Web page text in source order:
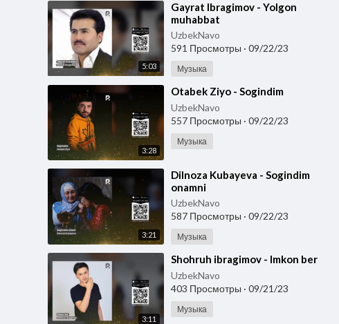
5:03
⁣Gayrat Ibragimov - Yolgon
muhabbat
UzbekNavo
591 Просмотры · 09/22/23
Музыка
3:28
⁣Otabek Ziyo - Sogindim
UzbekNavo
557 Просмотры · 09/22/23
Музыка
3:21
⁣Dilnoza Kubayeva - Sogindim
onamni
UzbekNavo
587 Просмотры · 09/22/23
Музыка
3:11
⁣Shohruh ibragimov - Imkon ber
UzbekNavo
403 Просмотры · 09/21/23
Музыка